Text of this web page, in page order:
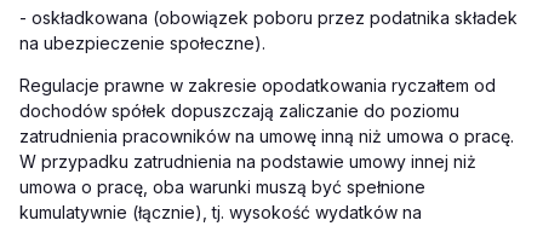
- oskładkowana (obowiązek poboru przez podatnika składek
na ubezpieczenie społeczne).
Regulacje prawne w zakresie opodatkowania ryczałtem od
dochodów spółek dopuszczają zaliczanie do poziomu
zatrudnienia pracowników na umowę inną niż umowa o pracę.
W przypadku zatrudnienia na podstawie umowy innej niż
umowa o pracę, oba warunki muszą być spełnione
kumulatywnie (łącznie), tj. wysokość wydatków na